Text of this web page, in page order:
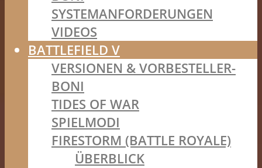
SYSTEMANFORDERUNGEN
VIDEOS
BATTLEFIELD V
VERSIONEN & VORBESTELLER-
BONI
TIDES OF WAR
SPIELMODI
FIRESTORM (BATTLE ROYALE)
ÜBERBLICK